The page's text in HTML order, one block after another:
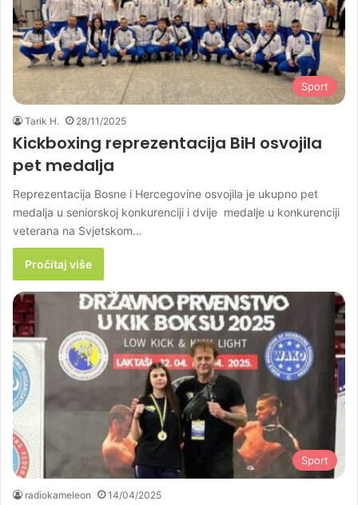
Sport
Tarik H. 28/11/2025
Kickboxing reprezentacija BiH osvojila
pet medalja
Reprezentacija Bosne i Hercegovine osvojila je ukupno pet
medalja u seniorskoj konkurenciji i dvije medalje u konkurenciji
veterana na Svjetskom…
Pročitaj više
Sport
radiokameleon 14/04/2025